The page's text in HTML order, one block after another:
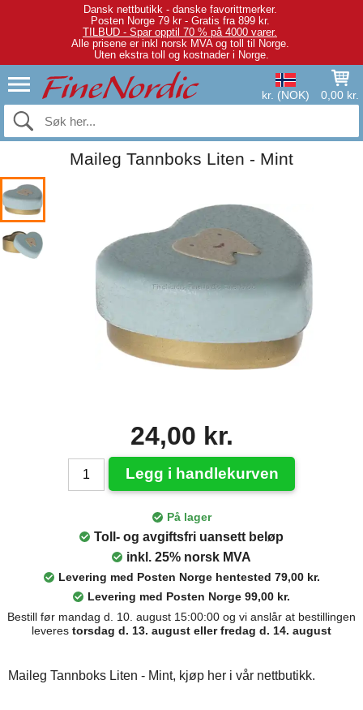
Dansk nettbutikk - danske favorittmerker.
Posten Norge 79 kr - Gratis fra 899 kr.
TILBUD - Spar opptil 70 % på 4000 varer.
Alle prisene er inkl norsk MVA og toll til Norge.
Uten ekstra toll og kostnader i Norge.
kr. (NOK) 0,00 kr.
Maileg Tannboks Liten - Mint
24,00 kr.
Legg i handlekurven
På lager
Toll- og avgiftsfri uansett beløp
inkl. 25% norsk MVA
Levering med Posten Norge hentested 79,00 kr.
Levering med Posten Norge 99,00 kr.
Bestill før mandag d. 10. august 15:00:00 og vi anslår at bestillingen
leveres torsdag d. 13. august eller fredag d. 14. august
Maileg Tannboks Liten - Mint, kjøp her i vår nettbutikk.